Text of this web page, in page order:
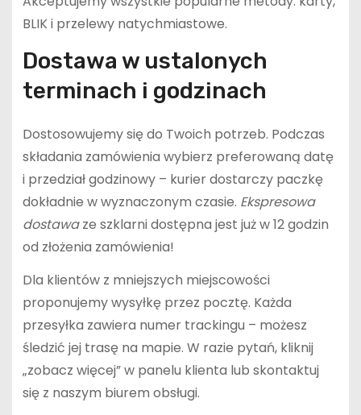
BLIK i przelewy natychmiastowe.
Dostawa w ustalonych
terminach i godzinach
Dostosowujemy się do Twoich potrzeb. Podczas
składania zamówienia wybierz preferowaną datę
i przedział godzinowy – kurier dostarczy paczkę
dokładnie w wyznaczonym czasie. Ekspresowa
dostawaze szklarni dostępna jest już w 12 godzin
od złożenia zamówienia!
Dla klientów z mniejszych miejscowości
proponujemy wysyłkę przez pocztę. Każda
przesyłka zawiera numer trackingu – możesz
śledzić jej trasę na mapie. W razie pytań, kliknij
„zobacz więcej” w panelu klienta lub skontaktuj
się z naszym biurem obsługi.